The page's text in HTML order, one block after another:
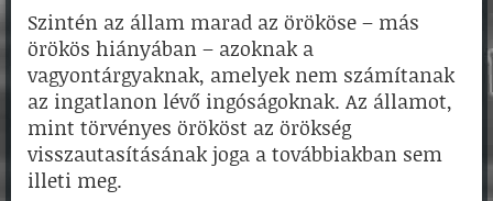
Szintén az állam marad az örököse – más
örökös hiányában – azoknak a
vagyontárgyaknak, amelyek nem számítanak
az ingatlanon lévő ingóságoknak. Az államot,
mint törvényes örököst az örökség
visszautasításának joga a továbbiakban sem
illeti meg.